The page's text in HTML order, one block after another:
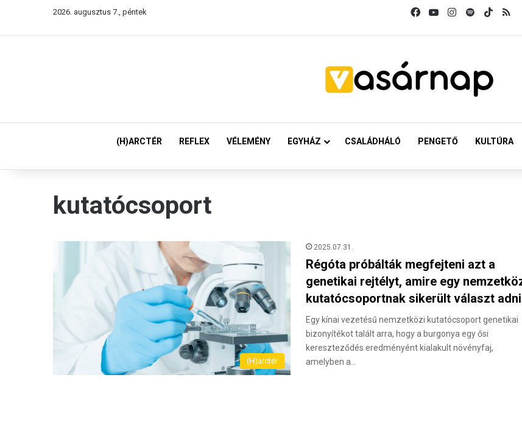
2026. augusztus 7., péntek FacebookYouTubeInstagram
SpotifyTikTok
(H)ARCTÉR REFLEX VÉLEMÉNY EGYHÁZ CSALÁDHÁLÓ PENGETŐ KULTÚRA
kutatócsoport
(H)arctér
2025.07.31.
Régóta próbálták megfejteni azt a
genetikai rejtélyt, amire egy
kutatócsoportnak sikerült választ
Egy kínai vezetésű nemzetközi kutatócsoport genetikai
bizonyítékot talált arra, hogy a burgonya egy ősi
kereszteződés eredményént kialakult növényfaj,
amelyben a…